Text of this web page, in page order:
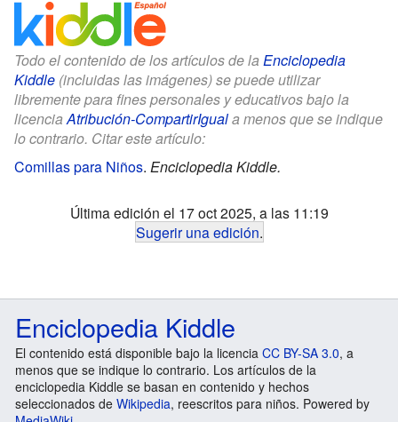
Todo el contenido de los artículos de la Enciclopedia
Kiddle (incluidas las imágenes) se puede utilizar
libremente para fines personales y educativos bajo la
licenciaAtribución-CompartirIguala menos que se indique
lo contrario. Citar este artículo:
Comillas para Niños. Enciclopedia Kiddle.
Última edición el 17 oct 2025, a las 11:19
Sugerir una edición.
Enciclopedia Kiddle
El contenido está disponible bajo la licencia CC BY-SA 3.0, a
menos que se indique lo contrario. Los artículos de la
enciclopedia Kiddle se basan en contenido y hechos
seleccionados de Wikipedia, reescritos para niños. Powered by